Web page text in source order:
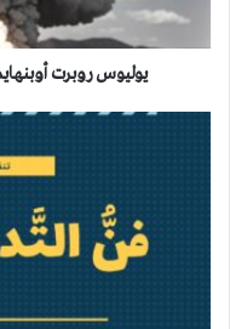
القنبلة
الذرية
يوليوس روبرت